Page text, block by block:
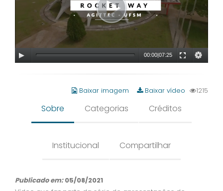
00:00|07:25
Baixar imagem Baixar vídeo 1215
Sobre Categorias Créditos
Institucional Compartilhar
Publicado em:05/08/2021